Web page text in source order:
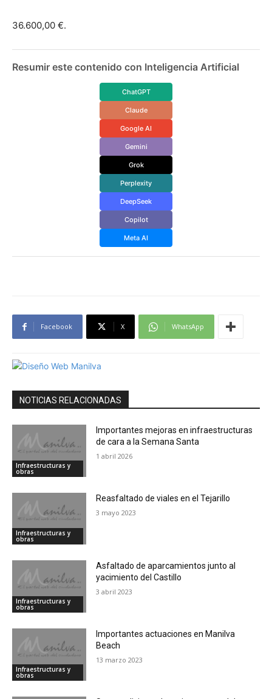
36.600,00 €.
Resumir este contenido con Inteligencia Artificial
ChatGPT
Claude
Google AI
Gemini
Grok
Perplexity
DeepSeek
Copilot
Meta AI
Facebook X WhatsApp
NOTICIAS RELACIONADAS
Infraestructuras y
obras
Importantes mejoras en infraestructuras
de cara a la Semana Santa
1 abril 2026
Infraestructuras y
obras
Reasfaltado de viales en el Tejarillo
3 mayo 2023
Infraestructuras y
obras
Asfaltado de aparcamientos junto al
yacimiento del Castillo
3 abril 2023
Infraestructuras y
obras
Importantes actuaciones en Manilva
Beach
13 marzo 2023